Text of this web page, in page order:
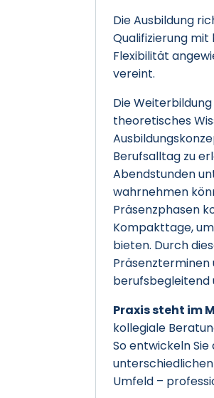
Die Ausbildung
Qualifizierung
Flexibilität
vereint.
Die
theoretisches
Berufsalltag zu
Abendstunden
wahrnehmen
Präsenzphasen
Kompakttage,
bieten. Durch
Präsenzterminen
berufsbegleitend
Praxis steht im
kollegiale
So entwickeln
Umfeld –